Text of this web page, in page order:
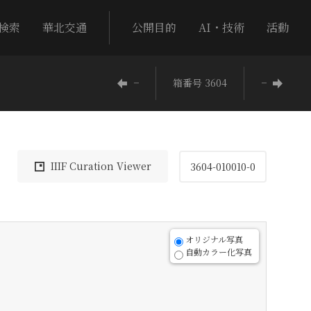
索 華北交通 公開目的 AI・技術 活動
− 箱番号 3604 −
IIIF Curation Viewer 3604-010010-0
オリジナル写真
自動カラー化写真